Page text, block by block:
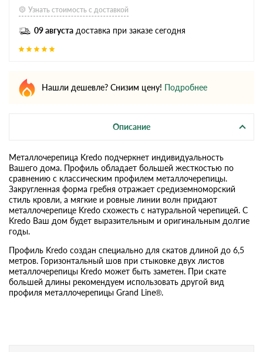
Узнать стоимость с доставкой
09 августа доставка при заказе сегодня
Нашли дешевле? Снизим цену! Подробнее
Описание
Металлочерепица Kredo подчеркнет индивидуальность
Вашего дома. Профиль обладает большей жесткостью по
сравнению с классическим профилем металлочерепицы.
Закругленная форма гребня отражает средиземноморский
стиль кровли, а мягкие и ровные линии волн придают
металлочерепице Kredo схожесть с натуральной черепицей. С
Kredo Ваш дом будет выразительным и оригинальным долгие
годы.
Профиль Kredo создан специально для скатов длиной до 6,5
метров. Горизонтальный шов при стыковке двух листов
металлочерепицы Kredo может быть заметен. При скате
большей длины рекомендуем использовать другой вид
профиля металлочерепицы Grand Line®.